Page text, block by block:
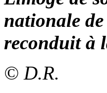
nationale
reconduit à
© D.R.